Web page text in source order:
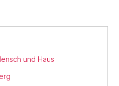
und Haus